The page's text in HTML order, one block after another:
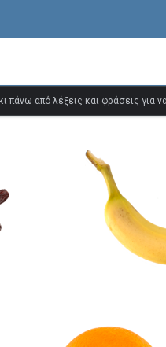
πάνω από λέξεις και φράσεις για